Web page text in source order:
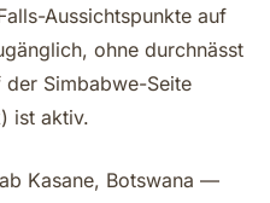
Aussichtspunkte auf
ohne durchnässt
Simbabwe-Seite
ist aktiv.
Kasane, Botswana —